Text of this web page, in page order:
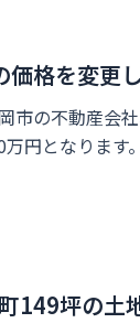
格を変更
市の不動産会
なります。
149坪の土